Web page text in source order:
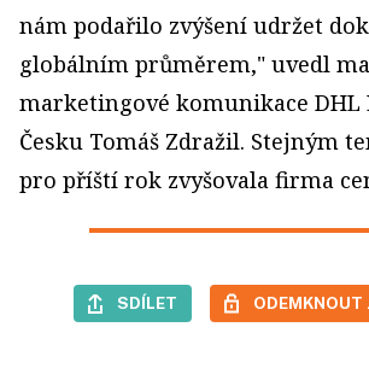
nám podařilo zvýšení udržet
globálním průměrem," uvedl
marketingové komunikace DHL
Česku Tomáš Zdražil. Stejným
pro příští rok zvyšovala firma
SDÍLET ODEMKNOUT